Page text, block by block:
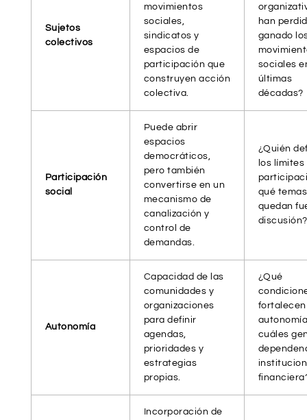
Sujetos
colectivos
movimientos
sociales,
sindicatos y
espacios de
participación que
construyen acción
colectiva.
han
ganado
sociales
últimas
décadas?
Participación
social
Puede abrir
espacios
democráticos,
pero también
convertirse en un
mecanismo de
canalización y
control de
demandas.
¿Quién
los límites
qué temas
quedan
discusión?
Autonomía
Capacidad de las
comunidades y
organizaciones
para definir
agendas,
prioridades y
estrategias
propias.
¿Qué
fortalecen
cuáles
Incorporación de